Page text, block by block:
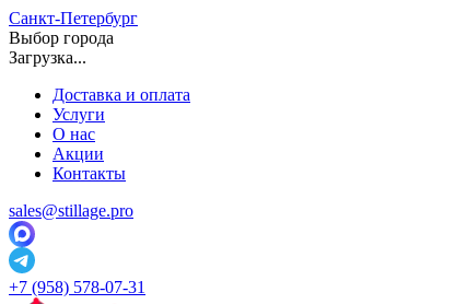
Санкт-Петербург
Выбор города
Загрузка...
Доставка и оплата
Услуги
О нас
Акции
Контакты
sales@stillage.pro
+7 (958) 578-07-31